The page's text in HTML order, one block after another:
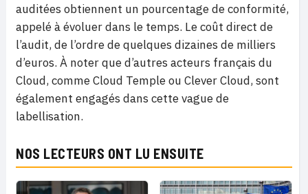
auditées obtiennent un pourcentage de conformité,
appelé à évoluer dans le temps. Le coût direct de
l’audit, de l’ordre de quelques dizaines de milliers
d’euros. À noter que d’autres acteurs français du
Cloud, comme Cloud Temple ou Clever Cloud, sont
également engagés dans cette vague de
labellisation.
NOS LECTEURS ONT LU ENSUITE